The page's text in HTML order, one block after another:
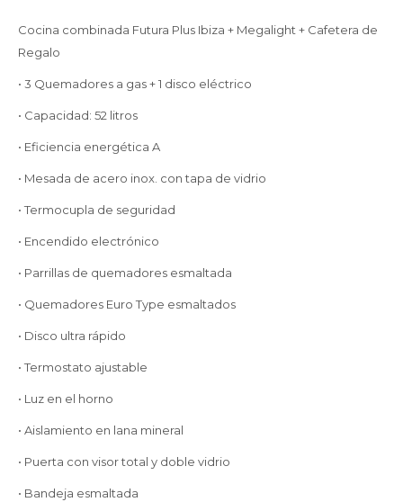
Cocina combinada Futura Plus Ibiza + Megalight + Cafetera de
Regalo
• 3 Quemadores a gas + 1 disco eléctrico
• Capacidad: 52 litros
• Eficiencia energética A
• Mesada de acero inox. con tapa de vidrio
• Termocupla de seguridad
• Encendido electrónico
• Parrillas de quemadores esmaltada
• Quemadores Euro Type esmaltados
• Disco ultra rápido
• Termostato ajustable
• Luz en el horno
• Aislamiento en lana mineral
• Puerta con visor total y doble vidrio
• Bandeja esmaltada